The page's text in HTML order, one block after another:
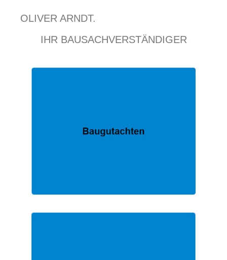
OLIVER ARNDT.
IHR BAUSACHVERSTÄNDIGER